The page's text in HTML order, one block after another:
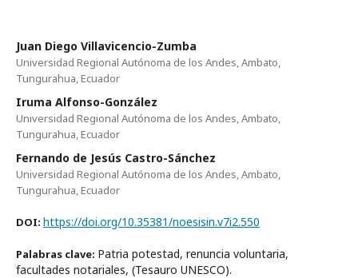
Juan Diego Villavicencio-Zumba
Universidad Regional Autónoma de los Andes, Ambato,
Tungurahua, Ecuador
Iruma Alfonso-González
Universidad Regional Autónoma de los Andes, Ambato,
Tungurahua, Ecuador
Fernando de Jesús Castro-Sánchez
Universidad Regional Autónoma de los Andes, Ambato,
Tungurahua, Ecuador
DOI: https://doi.org/10.35381/noesisin.v7i2.550
Palabras clave: Patria potestad, renuncia voluntaria,
facultades notariales, (Tesauro UNESCO).